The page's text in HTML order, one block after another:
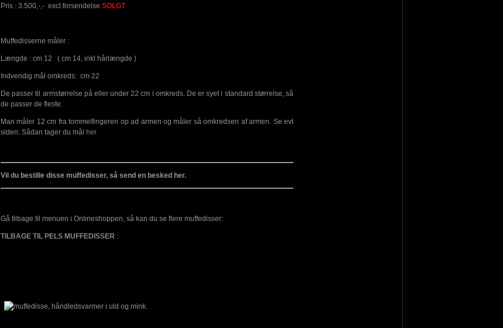
Pris : 3.500,-,- excl.forsendelse SOLGT
Muffedisserne måler :
Længde : cm 12 ( cm 14, inkl hårlængde )
Indvendig mål omkreds: cm 22
De passer til armstørrelse på eller under 22 cm i omkreds. De er syet i standard størrelse, så
de passer de fleste.
Man måler 12 cm fra tommelfingeren op ad armen og måler så omkredsen af armen. Se evt
siden: Sådan tager du mål her
Vil du bestille disse muffedisser, så send en besked her.
Gå tilbage til menuen i Onlineshoppen, så kan du se flere muffedisser:
TILBAGE TIL PELS MUFFEDISSER :